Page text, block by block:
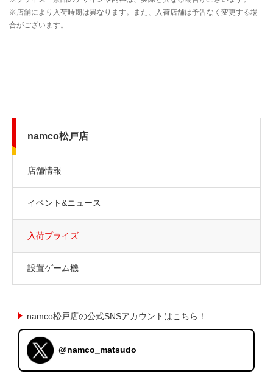
namco松戸店
店舗情報
イベント&ニュース
入荷プライズ
設置ゲーム機
namco松戸店の公式SNSアカウントはこちら！
@namco_matsudo